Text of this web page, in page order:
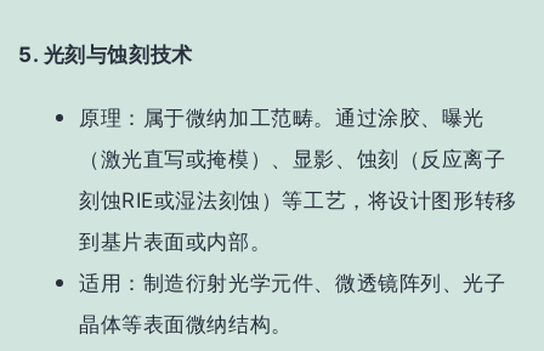
5. 光刻与蚀刻技术
原理 ：属于微纳加工范畴。通过涂胶、曝光
（激光直写或掩模）、显影、蚀刻（反应离子
刻蚀RIE或湿法刻蚀）等工艺，将设计图形转移
到基片表面或内部。
适用 ：制造衍射光学元件、微透镜阵列、光子
晶体等表面微纳结构。